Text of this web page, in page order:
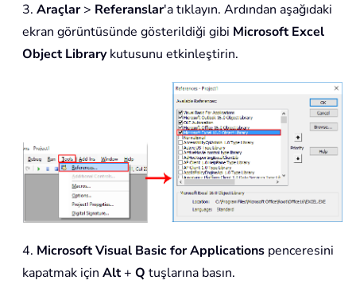
3. Araçlar> Referanslar'a tıklayın. Ardından aşağıdaki
ekran görüntüsünde gösterildiği gibi Microsoft Excel
Object Librarykutusunu etkinleştirin.
4. Microsoft Visual Basic for Applications penceresini
kapatmak için Alt+ Q tuşlarına basın.